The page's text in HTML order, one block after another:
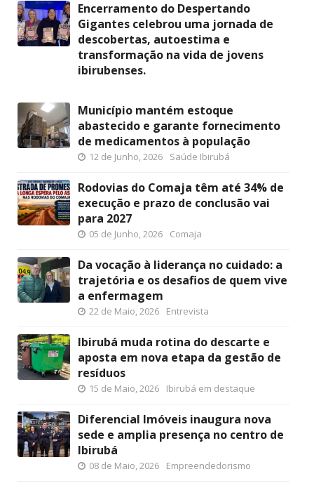
Encerramento do Despertando
Gigantes celebrou uma jornada de
descobertas, autoestima e
transformação na vida de jovens
ibirubenses.
Município mantém estoque
abastecido e garante fornecimento
de medicamentos à população
12 de Junho, 2026 Saúde Ibirubá
Rodovias do Comaja têm até 34% de
execução e prazo de conclusão vai
para 2027
05 de Junho, 2026 Comaja
Da vocação à liderança no cuidado: a
trajetória e os desafios de quem vive
a enfermagem
22 de Maio, 2026 Entrevista
Ibirubá muda rotina do descarte e
aposta em nova etapa da gestão de
resíduos
15 de Maio, 2026 Ibirubá em destaque
Diferencial Imóveis inaugura nova
sede e amplia presença no centro de
Ibirubá
08 de Maio, 2026 Empreendedorismo